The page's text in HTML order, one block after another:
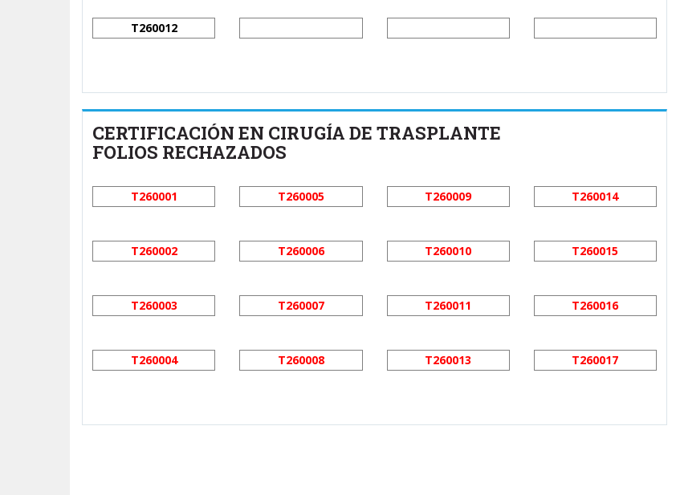
T260012
CERTIFICACIÓN EN CIRUGÍA DE TRASPLANTE
FOLIOS RECHAZADOS
T260001
T260002
T260003
T260004
T260005
T260006
T260007
T260008
T260009
T260010
T260011
T260013
T260014
T260015
T260016
T260017